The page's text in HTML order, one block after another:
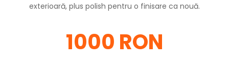
exterioară, plus polish pentru o finisare ca nouă.
1000 RON